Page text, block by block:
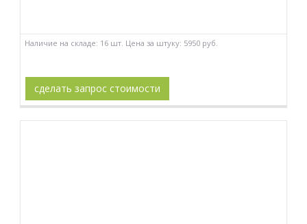
Наличие на складе: 16 шт. Цена за штуку: 5950 руб.
сделать запрос стоимости